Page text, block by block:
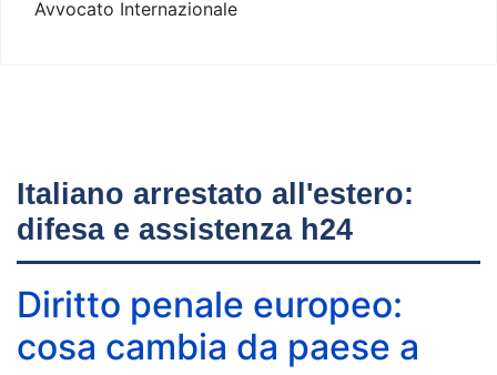
Avvocato Internazionale
Italiano arrestato all'estero:
difesa e assistenza h24
Diritto penale europeo:
cosa cambia da paese a